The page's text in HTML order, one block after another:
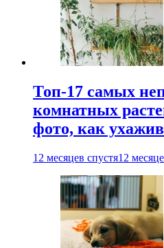
Топ-17 самых
комнатных
фото, как
12 месяцев спустя12